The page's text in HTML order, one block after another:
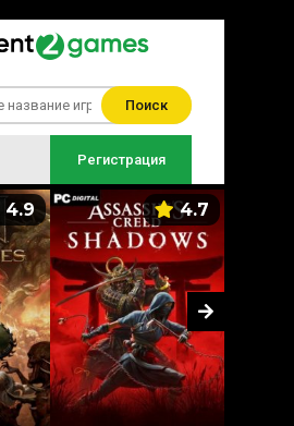
Поиск
Регистрация
4.9 4.7